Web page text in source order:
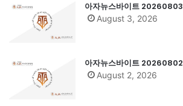
아자뉴스바이트 20260803
August 3, 2026
아자뉴스바이트 20260802
August 2, 2026